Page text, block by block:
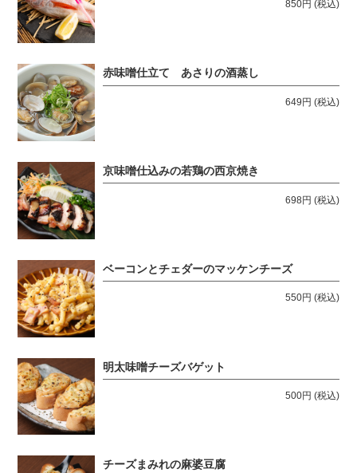
850円 (税込)
赤味噌仕立て あさりの酒蒸し
649円 (税込)
京味噌仕込みの若鶏の西京焼き
698円 (税込)
ベーコンとチェダーのマッケンチーズ
550円 (税込)
明太味噌チーズバゲット
500円 (税込)
チーズまみれの麻婆豆腐